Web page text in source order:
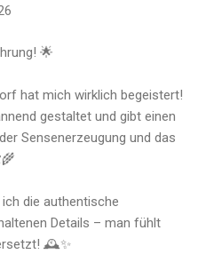
🌟
hat mich wirklich begeistert!
gestaltet und gibt einen
Sensenerzeugung und das
die authentische
Details – man fühlt
🕰️✨